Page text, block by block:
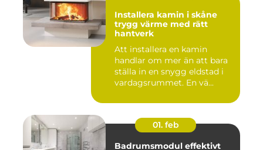
Installera kamin i skåne
trygg värme med rätt
hantverk
Att installera en kamin
handlar om mer än att bara
ställa in en snygg eldstad i
vardagsrummet. En vä...
01. feb
Badrumsmodul effektivt